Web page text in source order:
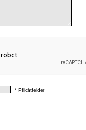
* Pflichtfelder